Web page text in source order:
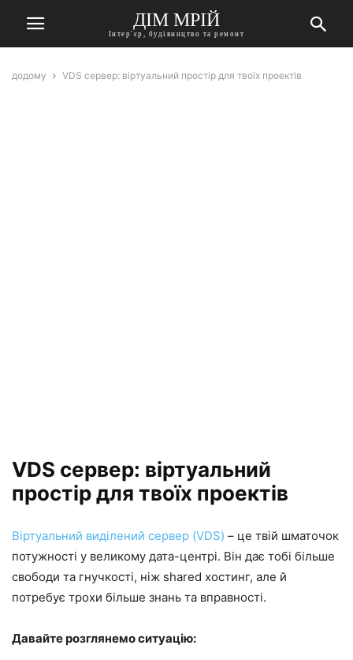
ДІМ МРІЙ
Інтер'єр, будівництво та ремонт
додому VDS сервер: віртуальний простір для твоїх проектів
VDS сервер: віртуальний
простір для твоїх проектів
Віртуальний виділений сервер (VDS) – це твій шматочок
потужності у великому дата-центрі. Він дає тобі більше
свободи та гнучкості, ніж shared хостинг, але й
потребує трохи більше знань та вправності.
Давайте розглянемо ситуацію: